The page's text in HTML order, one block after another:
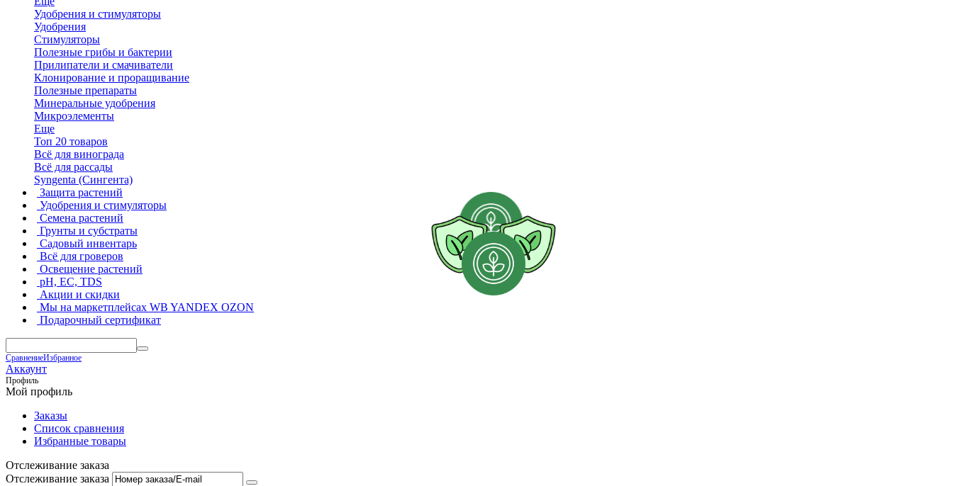
Удобрения и стимуляторы
Удобрения
Стимуляторы
Полезные грибы и бактерии
Прилипатели и смачиватели
Клонирование и проращивание
Полезные препараты
Минеральные удобрения
Микроэлементы
Еще
Топ 20 товаров
Всё для винограда
Всё для рассады
Syngenta (Сингента)
Защита растений
Удобрения и стимуляторы
Семена растений
Грунты и субстраты
Садовый инвентарь
Всё для гроверов
Освещение растений
pH, EC, TDS
Акции и скидки
Мы на маркетплейсах WB YANDEX OZON
Подарочный сертификат
СравнениеИзбранное
Профиль
Аккаунт
Мой профиль
Заказы
Список сравнения
Избранные товары
Отслеживание заказа
Отслеживание заказа